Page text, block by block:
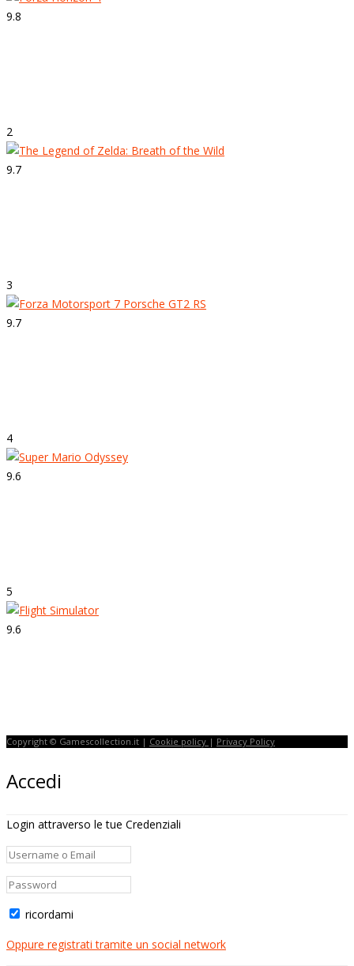
9.8
2
9.7
3
9.7
4
9.6
5
9.6
Copyright © Gamescollection.it | Cookie policy | Privacy Policy
Accedi
Login attraverso le tue Credenziali
ricordami
Oppure registrati tramite un social network